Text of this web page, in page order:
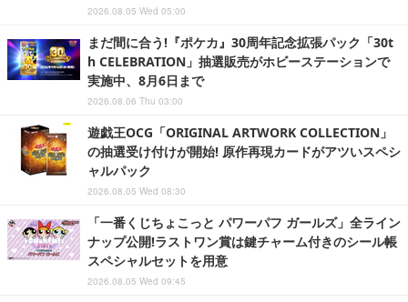
2026.08.05 Wed 05:00
まだ間に合う!『ポケカ』30周年記念拡張パック「30t
h CELEBRATION」抽選販売がホビーステーションで
実施中、8月6日まで
2026.08.06 Thu 03:00
遊戯王OCG「ORIGINAL ARTWORK COLLECTION」
の抽選受け付けが開始! 原作再現カードがアツいスペシ
ャルパック
2026.08.05 Wed 08:30
「一番くじちょこっと パワーパフ ガールズ」全ライン
ナップ公開!ラストワン賞は鍵チャーム付きのシール帳
スペシャルセットを用意
2026.08.05 Wed 09:45